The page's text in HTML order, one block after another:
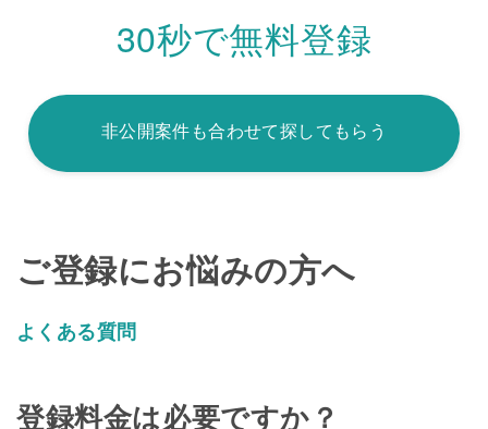
30秒で無料登録
非公開案件も合わせて探してもらう
ご登録にお悩みの方へ
よくある質問
登録料金は必要ですか？